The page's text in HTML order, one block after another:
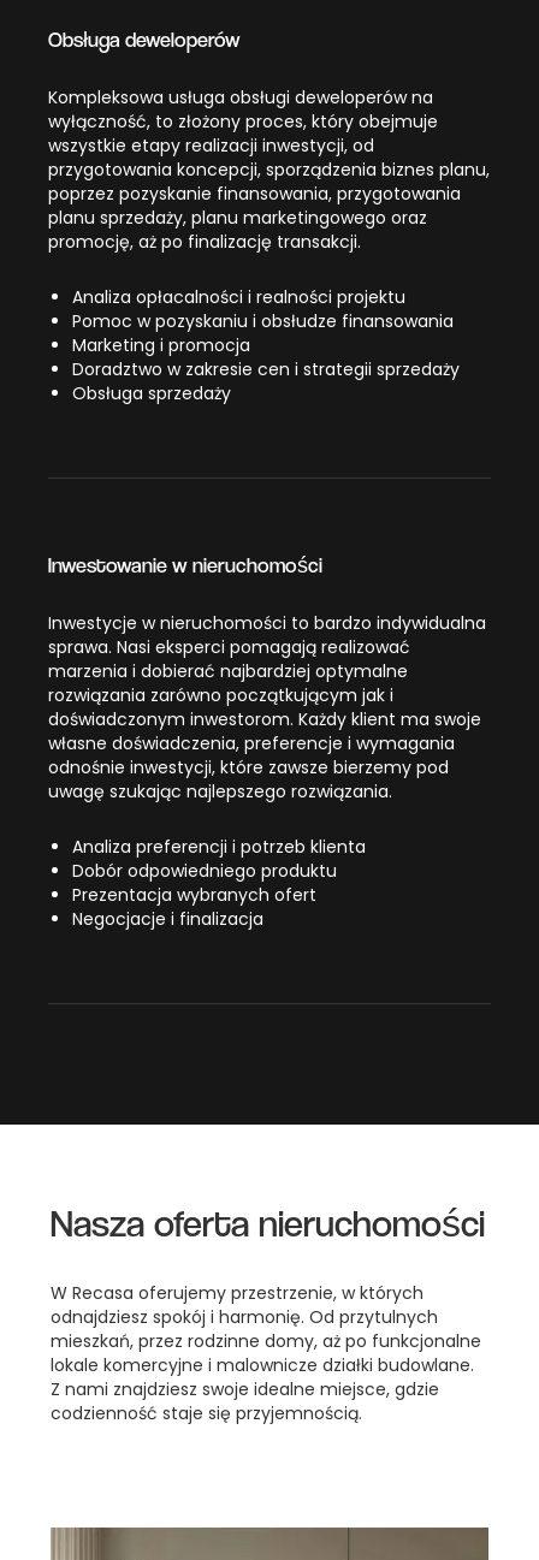
Obsługa deweloperów
Kompleksowa usługa obsługi deweloperów na
wyłączność, to złożony proces, który obejmuje
wszystkie etapy realizacji inwestycji, od
przygotowania koncepcji, sporządzenia biznes planu,
poprzez pozyskanie finansowania, przygotowania
planu sprzedaży, planu marketingowego oraz
promocję, aż po finalizację transakcji.
Analiza opłacalności i realności projektu
Pomoc w pozyskaniu i obsłudze finansowania
Marketing i promocja
Doradztwo w zakresie cen i strategii sprzedaży
Obsługa sprzedaży
Inwestowanie w nieruchomości
Inwestycje w nieruchomości to bardzo indywidualna
sprawa. Nasi eksperci pomagają realizować
marzenia i dobierać najbardziej optymalne
rozwiązania zarówno początkującym jak i
doświadczonym inwestorom. Każdy klient ma swoje
własne doświadczenia, preferencje i wymagania
odnośnie inwestycji, które zawsze bierzemy pod
uwagę szukając najlepszego rozwiązania.
Analiza preferencji i potrzeb klienta
Dobór odpowiedniego produktu
Prezentacja wybranych ofert
Negocjacje i finalizacja
Nasza oferta nieruchomości
W Recasa oferujemy przestrzenie, w których
odnajdziesz spokój i harmonię. Od przytulnych
mieszkań, przez rodzinne domy, aż po funkcjonalne
lokale komercyjne i malownicze działki budowlane.
Z nami znajdziesz swoje idealne miejsce, gdzie
codzienność staje się przyjemnością.